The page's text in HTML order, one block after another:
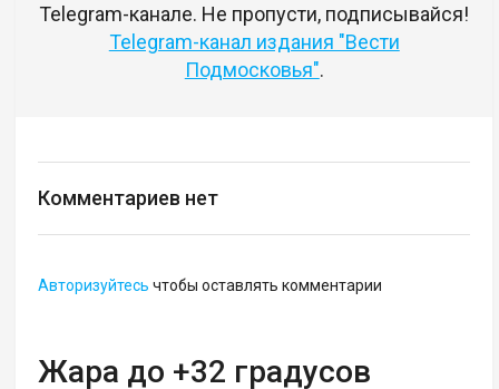
Telegram-канале. Не пропусти, подписывайся!
Telegram-канал издания "Вести
Подмосковья".
Комментариев нет
Авторизуйтесь чтобы оставлять комментарии
Жара до +32 градусов